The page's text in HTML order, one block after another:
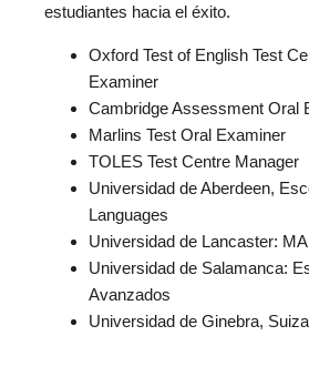
estudiantes hacia el éxito.
Oxford Test of English Test
Examiner
Cambridge Assessment Oral
Marlins Test Oral Examiner
TOLES Test Centre Manager
Universidad de Aberdeen,
Languages
Universidad de Lancaster:
Universidad de Salamanca:
Avanzados
Universidad de Ginebra, Suiza